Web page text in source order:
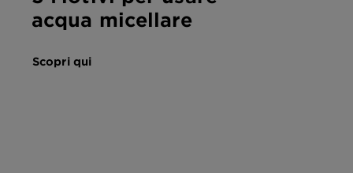
acqua micellare
Scopri qui